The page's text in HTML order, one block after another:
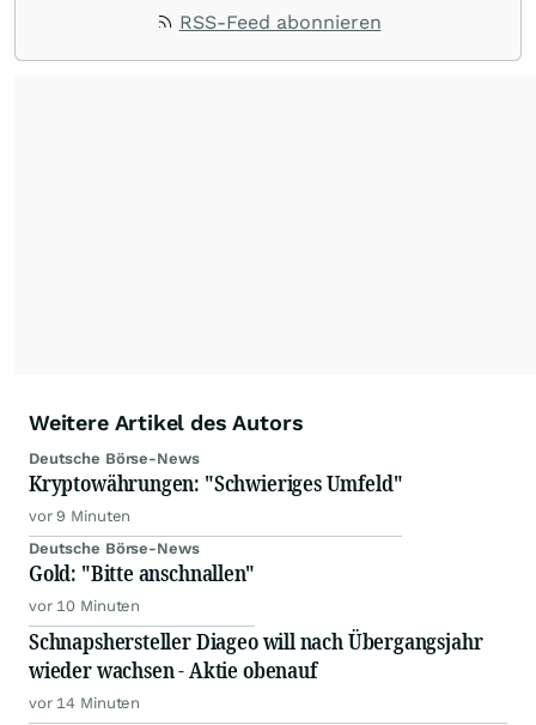
dpa-AFX unabhängig, zuverlässig und schnell
RSS-Feed abonnieren
Weitere Artikel des Autors
Deutsche Börse-News
Kryptowährungen: "Schwieriges Umfeld"
vor 9 Minuten
Deutsche Börse-News
Gold: "Bitte anschnallen"
vor 10 Minuten
Schnapshersteller Diageo will nach Übergangsjahr
wieder wachsen - Aktie obenauf
vor 14 Minuten